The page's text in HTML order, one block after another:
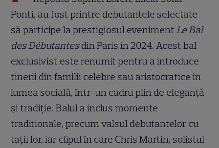
Ponti, au fost printre debutantele selectate
să participe la prestigiosul eveniment Le Bal
des Débutantesdin Paris în 2024. Acest bal
exclusivist este renumit pentru a introduce
tinerii din familii celebre sau aristocratice în
lumea socială, într-un cadru plin de eleganță
și tradiție. Balul a inclus momente
tradiționale, precum valsul debutantelor cu
tații lor, iar clipul în care Chris Martin, solistul